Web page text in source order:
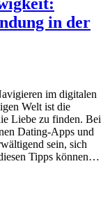
in der
im digitalen
Welt ist die
Liebe zu finden. Bei
Dating-Apps und
sein, sich
Tipps können…